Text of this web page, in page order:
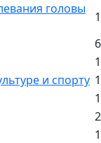
головы
1
6
и спорту 1
2
1